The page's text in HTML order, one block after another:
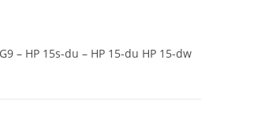
– HP 15s-du – HP 15-du HP 15-dw